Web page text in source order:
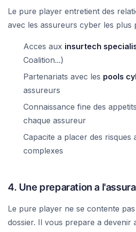
Le pure player entretient des
avec les assureurs cyber les plus
Acces aux insurtech
Coalition...)
Partenariats avec les pools
assureurs
Connaissance fine des
chaque assureur
Capacite a placer des risques
complexes
4. Une preparation a
Le pure player ne se contente
dossier. Il vous prepare a devenir